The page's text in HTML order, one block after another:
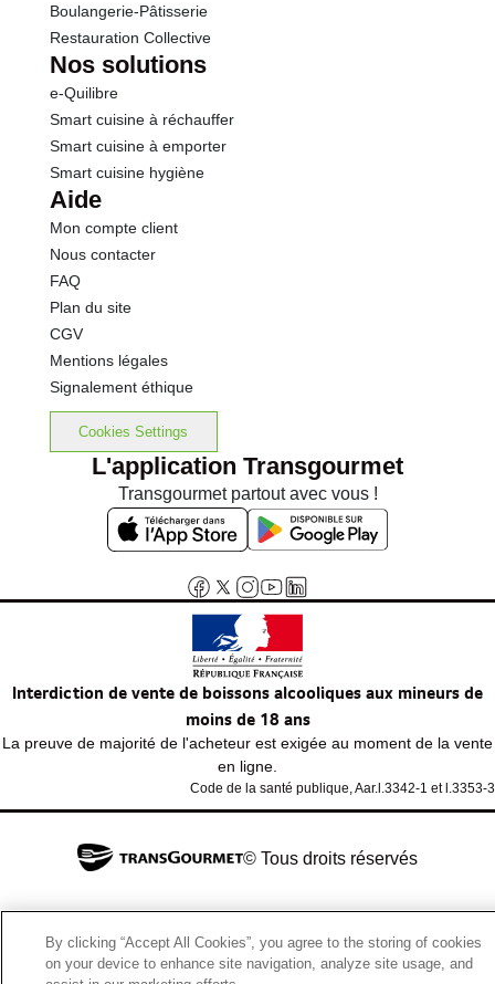
Boulangerie-Pâtisserie
Restauration Collective
Nos solutions
e-Quilibre
Smart cuisine à réchauffer
Smart cuisine à emporter
Smart cuisine hygiène
Aide
Mon compte client
Nous contacter
FAQ
Plan du site
CGV
Mentions légales
Signalement éthique
Cookies Settings
L'application Transgourmet
Transgourmet partout avec vous !
Interdiction de vente de boissons alcooliques aux mineurs de
moins de 18 ans
La preuve de majorité de l'acheteur est exigée au moment de la vente
en ligne.
Code de la santé publique, Aar.l.3342-1 et l.3353-3
© Tous droits réservés
By clicking “Accept All Cookies”, you agree to the storing of cookies
on your device to enhance site navigation, analyze site usage, and